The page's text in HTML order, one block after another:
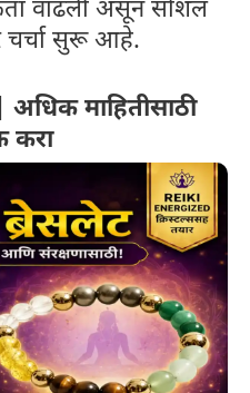
वाढली असून सोशल
चर्चा सुरू आहे.
माहितीसाठी
करा